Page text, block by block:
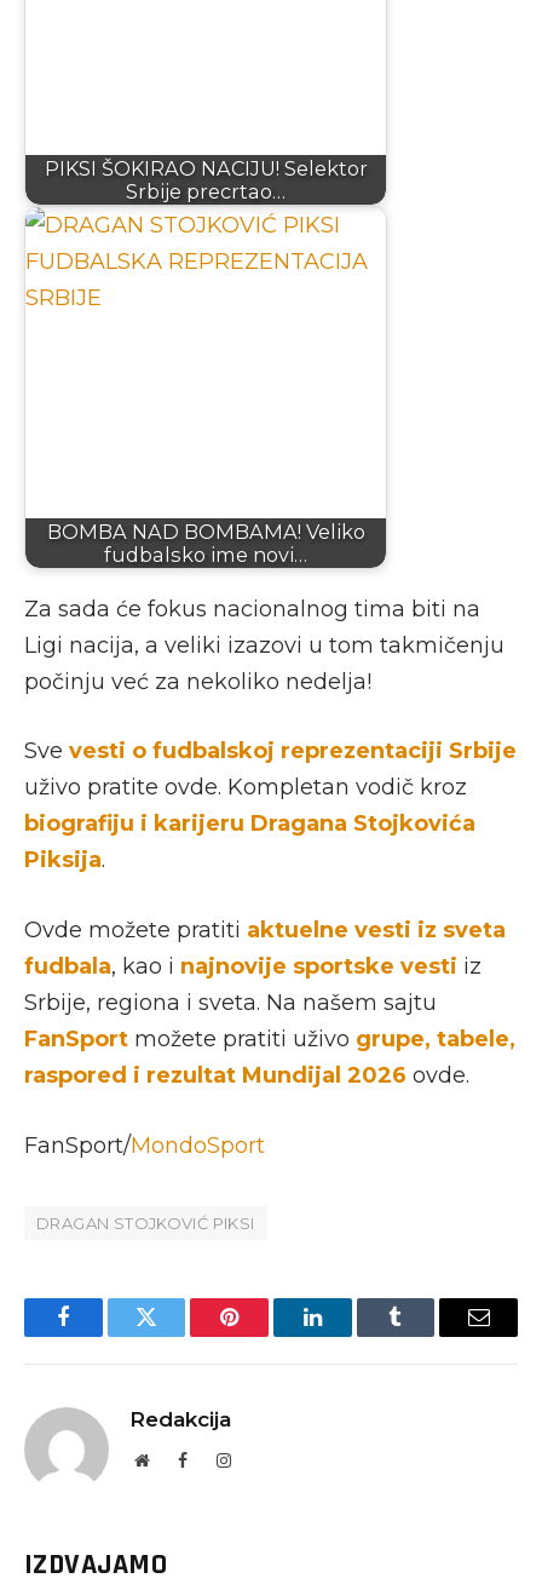
PIKSI ŠOKIRAO NACIJU! Selektor
Srbije precrtao…
BOMBA NAD BOMBAMA! Veliko
fudbalsko ime novi…
Za sada će fokus nacionalnog tima biti na
Ligi nacija, a veliki izazovi u tom takmičenju
počinju već za nekoliko nedelja!
Sve vesti o fudbalskoj reprezentaciji Srbije
uživo pratite ovde. Kompletan vodič kroz
biografiju i karijeru Dragana Stojkovića
Piksija.
Ovde možete pratiti aktuelne vesti iz sveta
fudbala, kao i najnovije sportske vesti iz
Srbije, regiona i sveta. Na našem sajtu
FanSport možete pratiti uživo grupe, tabele,
raspored i rezultat Mundijal 2026 ovde.
FanSport/MondoSport
DRAGAN STOJKOVIĆ PIKSI
FacebookTwitter Pinterest LinkedInTumblr Email
Redakcija
WebsiteFacebookInstagram
IZDVAJAMO